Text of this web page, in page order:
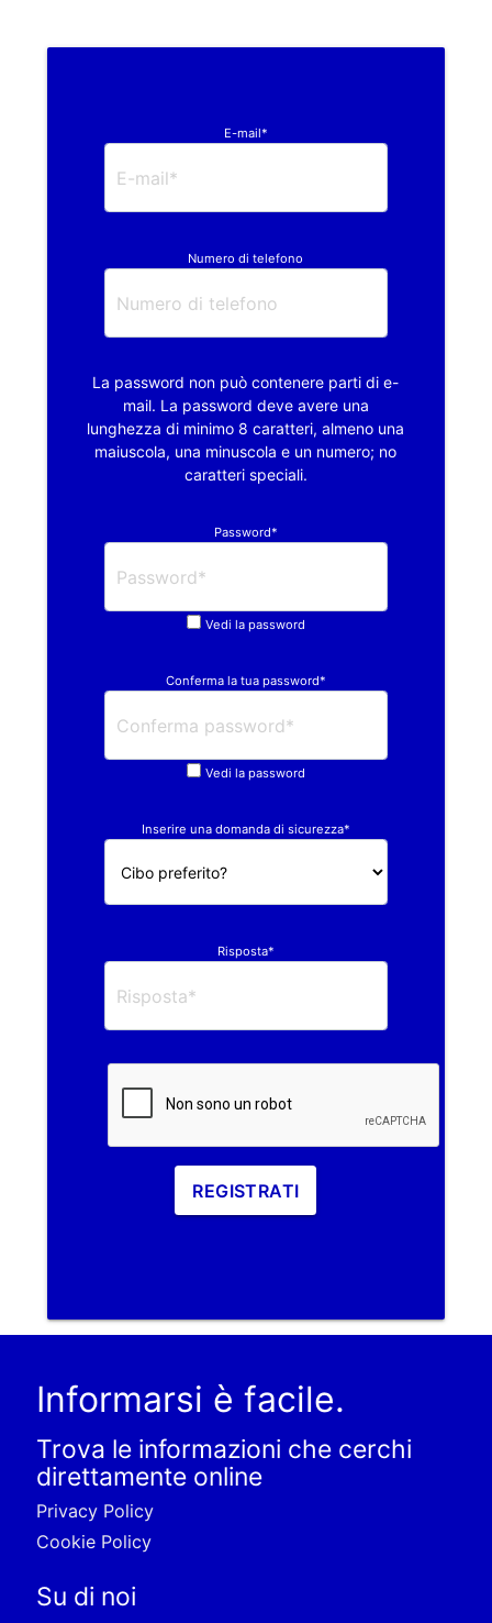
E-mail*
Numero di telefono
La password non può contenere parti di e-
mail. La password deve avere una
lunghezza di minimo 8 caratteri, almeno una
maiuscola, una minuscola e un numero; no
caratteri speciali.
Password*
Vedi la password
Conferma la tua password*
Vedi la password
Inserire una domanda di sicurezza*
Risposta*
REGISTRATI
Informarsi è facile.
Trova le informazioni che cerchi
direttamente online
Privacy Policy
Cookie Policy
Su di noi